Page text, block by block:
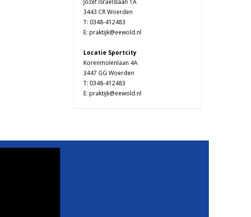
Jozef Israëlslaan 1A
3443 CR Woerden
T: 0348-412483
E: praktijk@eewold.nl
Locatie Sportcity
Korenmolenlaan 4A
3447 GG Woerden
T: 0348-412483
E: praktijk@eewold.nl